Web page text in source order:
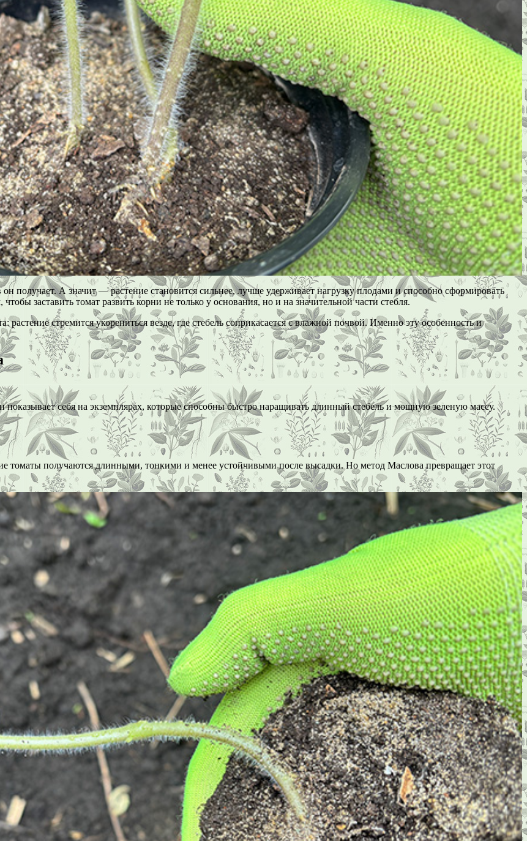
получает. А значит — растение становится сильнее, лучше удерживает нагрузку плодами и способно сформировать
заставить томат развить корни не только у основания, но и на значительной части стебля.
стремится укорениться везде, где стебель соприкасается с влажной почвой. Именно эту особенность и
себя на экземплярах, которые способны быстро наращивать длинный стебель и мощную зеленую массу.
томаты получаются длинными, тонкими и менее устойчивыми после высадки. Но метод Маслова превращает этот